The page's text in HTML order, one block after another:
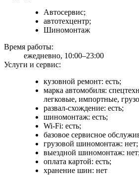
Автосервис;
автотехцентр;
Шиномонтаж
Время работы:
ежедневно, 10:00–23:00
Услуги и сервис:
кузовной ремонт: есть;
марка автомобиля:
легковые, импортные,
развал-схождение: есть;
шиномонтаж: есть;
Wi-Fi: есть;
базовое сервисное
грузовой шиномонтаж: нет;
выездной шиномонтаж: нет;
оплата картой: есть;
хранение шин: нет